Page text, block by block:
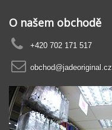
O našem obchodě
+420 702 171 517
obchod@jadeoriginal.cz